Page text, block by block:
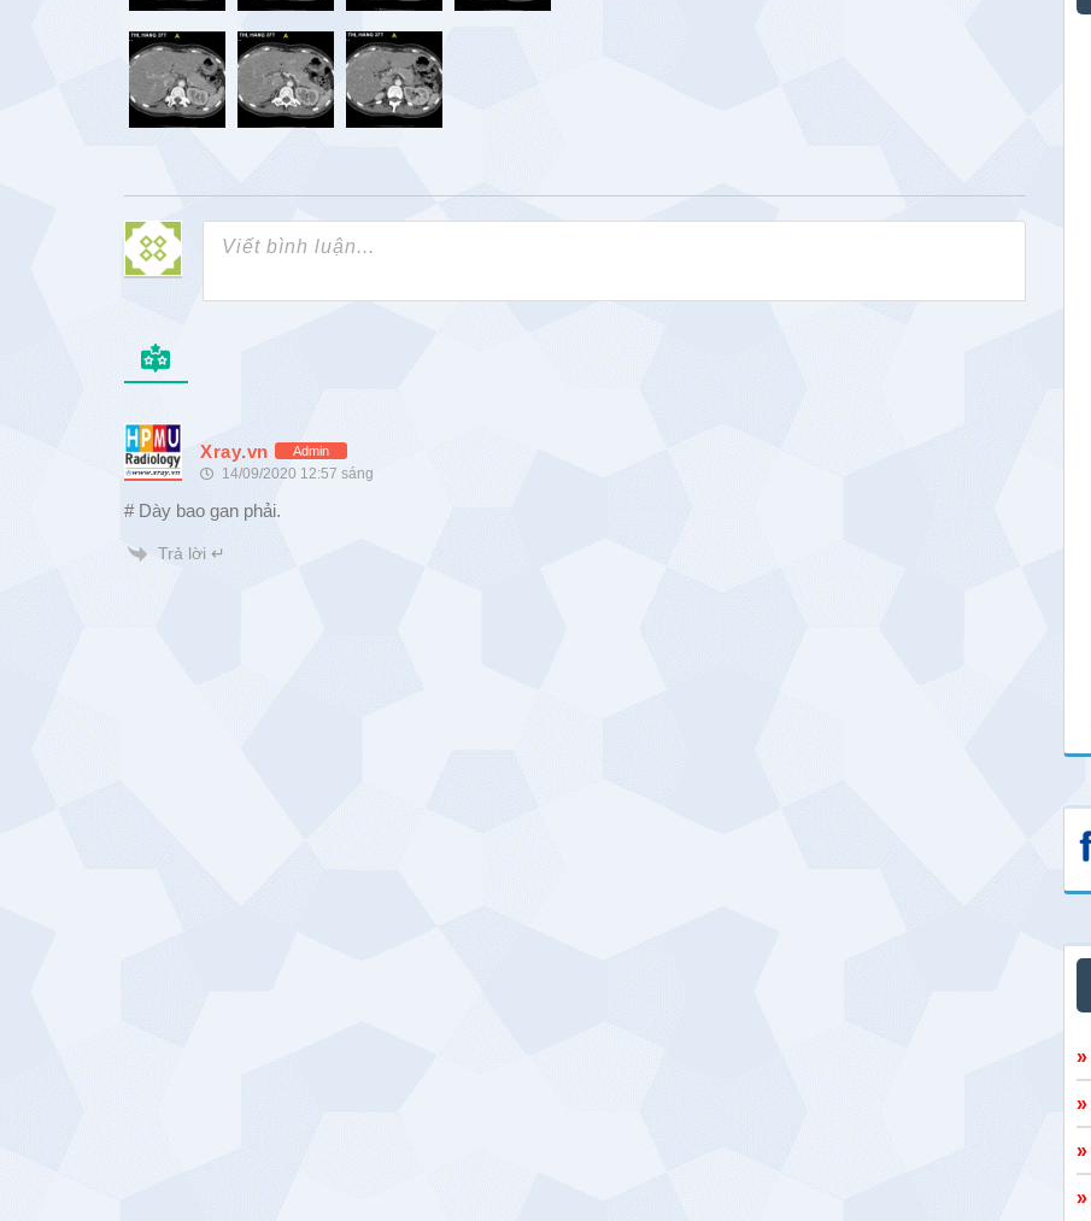
Xray.vn Admin
14/09/2020 12:57 sáng
# Dày bao gan phải.
Trả lời ↵
»
»
»
»